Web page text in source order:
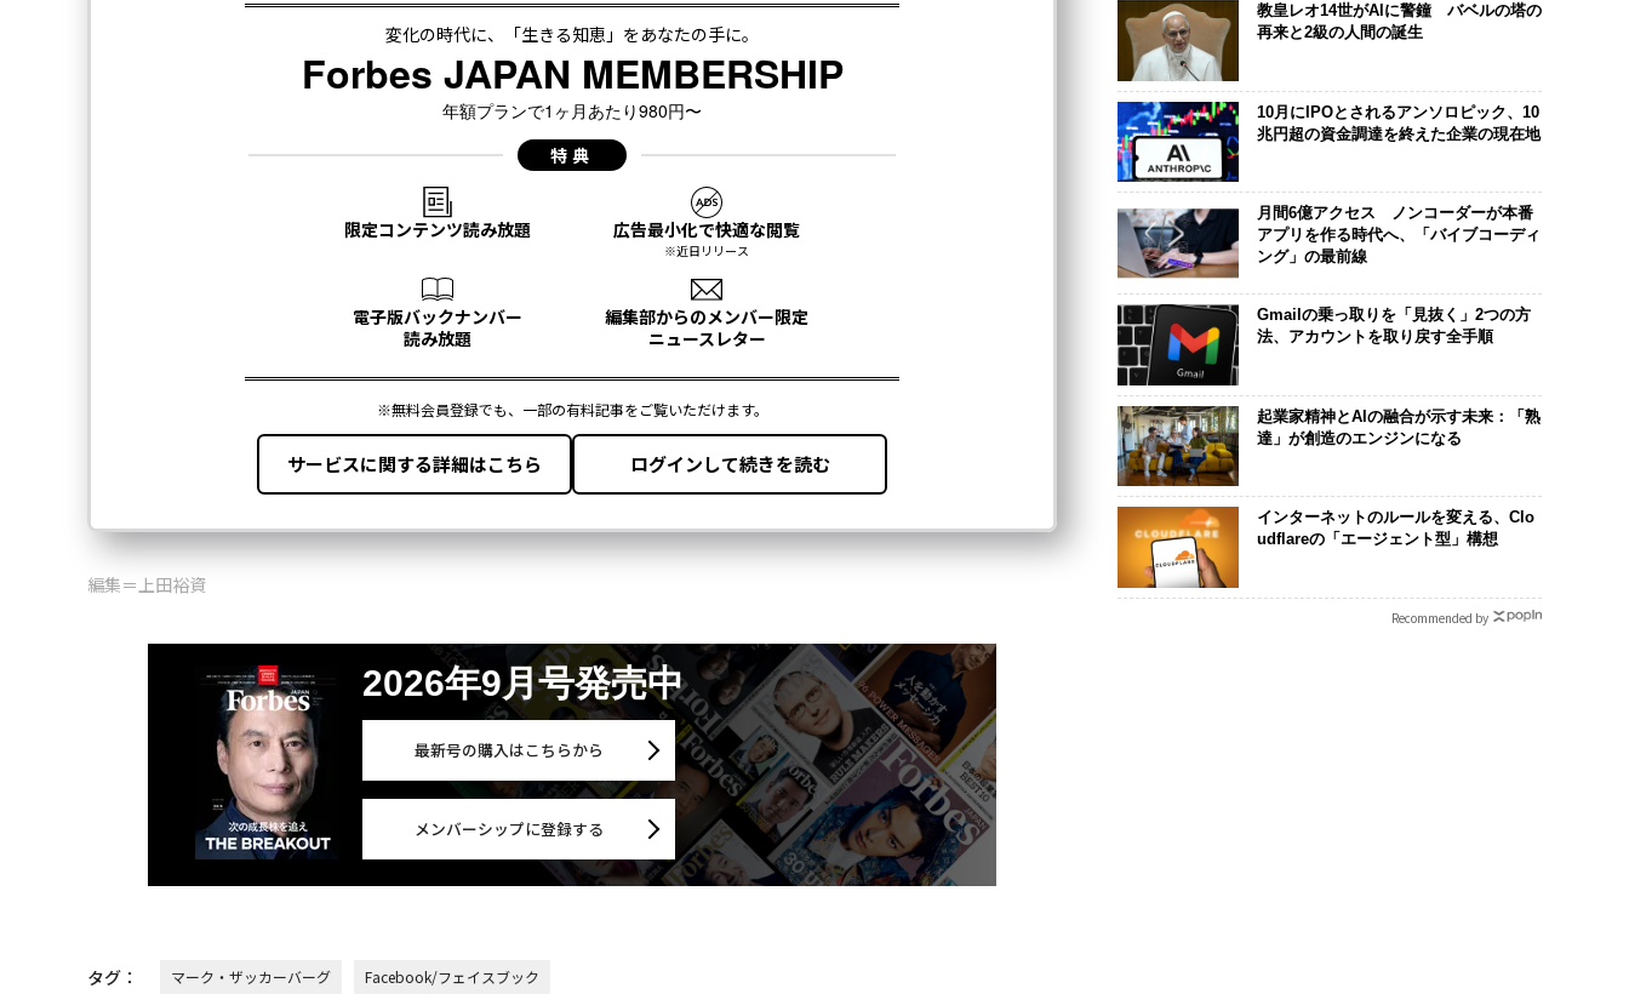
編集＝上田裕資
2026年9月号発売中
最新号の購入はこちらから
メンバーシップに登録する
タグ： マーク・ザッカーバーグ Facebook/フェイスブック
教皇レオ14世がAIに警鐘 バベルの塔の
再来と2級の人間の誕生
10月にIPOとされるアンソロピック、10
兆円超の資金調達を終えた企業の現在地
月間6億アクセス ノンコーダーが本番
アプリを作る時代へ、「バイブコーディ
ング」の最前線
Gmailの乗っ取りを「見抜く」2つの方
法、アカウントを取り戻す全手順
起業家精神とAIの融合が示す未来：「熟
達」が創造のエンジンになる
インターネットのルールを変える、Clo
udflareの「エージェント型」構想
Recommended by